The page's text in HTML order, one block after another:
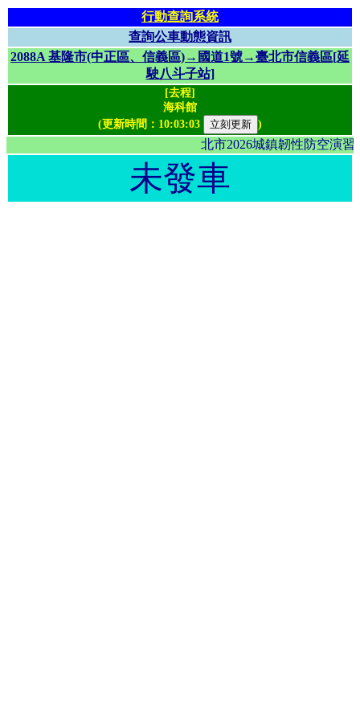
行動查詢系統
查詢公車動態資訊
2088A 基隆市(中正區、信義區)→國道1號→臺北市信義區[延
駛八斗子站]
[去程]
海科館
(更新時間： 10:03:03 )
北市2026城鎮韌性防空
未發車